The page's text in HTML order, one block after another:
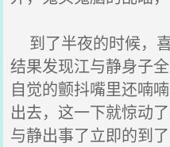
到了半夜的时候，
结果发现江与静身子
自觉的颤抖嘴里还喃
出去，这一下就惊动
与静出事了立即的到了